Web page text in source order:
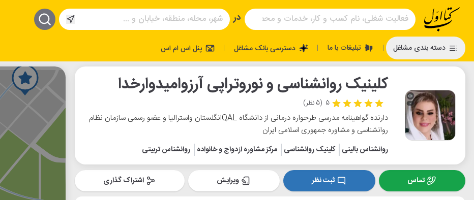
در
دسته بندی مشاغل | تبلیغات با ما | دسترسی بانک مشاغل | پنل اس ام اس
کلینیک روانشناسی و نوروتراپی آرزوامیدوارخدا
5 (5 نظر)
دارنده گواهینامه مدرسی طرحواره درمانی از دانشگاه QALانگلستان واسترالیا و عضو رسمی سازمان نظام
روانشناسی و مشاوره جمهوری اسلامی ایران
روانشناس بالینی کلینیک روانشناسی مرکز مشاوره ازدواج و خانواده روانشناس تربیتی
تماس ثبت نظر ویرایش اشتراک گذاری